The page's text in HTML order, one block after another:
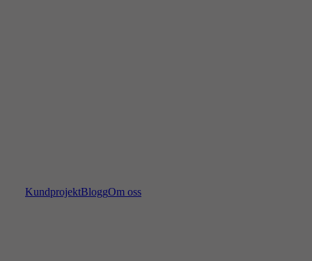
KundprojektBloggOm oss